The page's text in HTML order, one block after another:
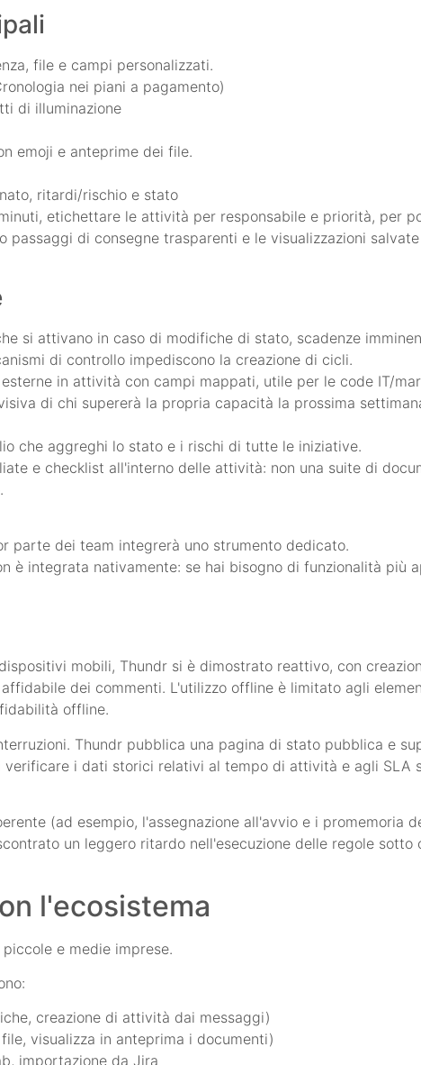
file e campi personalizzati.
nei piani a pagamento)
di illuminazione
emoji e anteprime dei file.
ritardi/rischio e stato
etichettare le attività per responsabile e priorità, per
passaggi di consegne trasparenti e le visualizzazioni
si attivano in caso di modifiche di stato, scadenze
di controllo impediscono la creazione di cicli.
in attività con campi mappati, utile per le code IT/
di chi supererà la propria capacità la prossima
che aggreghi lo stato e i rischi di tutte le iniziative.
e checklist all'interno delle attività: non una suite di
parte dei team integrerà uno strumento dedicato.
è integrata nativamente: se hai bisogno di funzionalità più
mobili, Thundr si è dimostrato reattivo, con
dei commenti. L'utilizzo offline è limitato agli
offline.
Thundr pubblica una pagina di stato pubblica e
verificare i dati storici relativi al tempo di attività e agli SLA
(ad esempio, l'assegnazione all'avvio e i promemoria
un leggero ritardo nell'esecuzione delle regole sotto
l'ecosistema
e medie imprese.
creazione di attività dai messaggi)
visualizza in anteprima i documenti)
importazione da Jira